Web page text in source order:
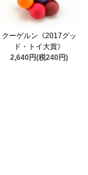
クーゲルン《2017グッ
ド・トイ大賞》
2,640円(税240円)